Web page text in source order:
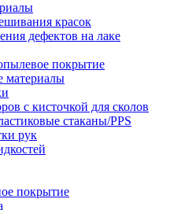
красок
дефектов на лаке
покрытие
материалы
с кисточкой для сколов
стаканы/PPS
рук
покрытие